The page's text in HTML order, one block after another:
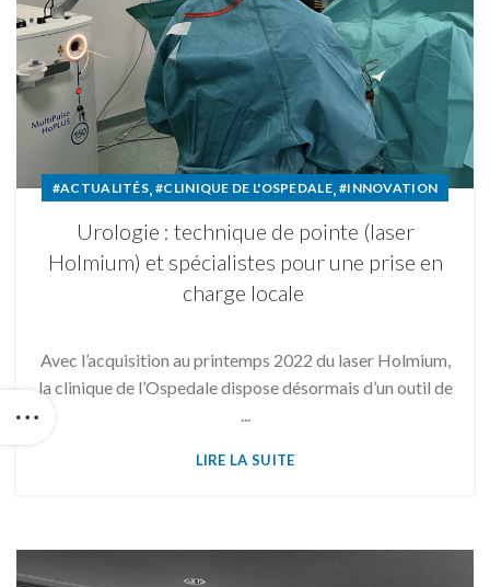
#ACTUALITÉS,#CLINIQUE DE L'OSPEDALE, #INNOVATION
Urologie : technique de pointe (laser
Holmium) et spécialistes pour une prise en
charge locale
Avec l’acquisition au printemps 2022 du laser Holmium,
la clinique de l’Ospedale dispose désormais d’un outil de
...
LIRE LA SUITE